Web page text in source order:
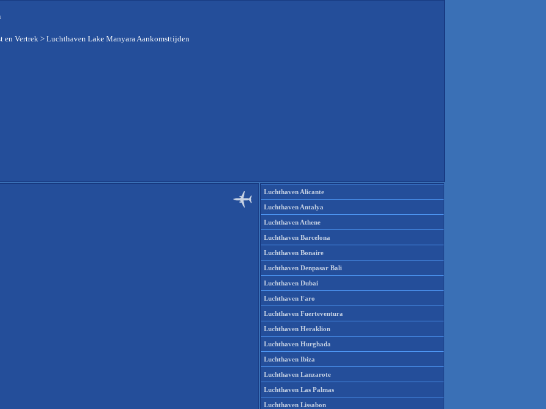
en Vertrek > Luchthaven Lake Manyara Aankomsttijden
Luchthaven Alicante
Luchthaven Antalya
Luchthaven Athene
Luchthaven Barcelona
Luchthaven Bonaire
Luchthaven Denpasar Bali
Luchthaven Dubai
Luchthaven Faro
Luchthaven Fuerteventura
Luchthaven Heraklion
Luchthaven Hurghada
Luchthaven Ibiza
Luchthaven Lanzarote
Luchthaven Las Palmas
Luchthaven Lissabon